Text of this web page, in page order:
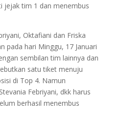
jejak tim 1 dan menembus
Oktafiani dan Friska
pada hari Minggu, 17 Januari
sembilan tim lainnya dan
satu tiket menuju
di Top 4. Namun
Febriyani, dkk harus
berhasil menembus